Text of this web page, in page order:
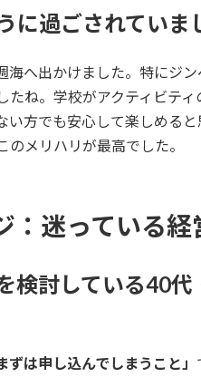
うに過ごされていま
海へ出かけました。特にジ
たね。学校がアクティビテ
い方でも安心して楽しめる
のメリハリが最高でした。
：迷っている
を検討している40
ずは申し込んでしまうこと」